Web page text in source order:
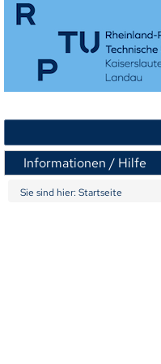
Informationen / Hilfe
Sie sind hier: Startseite